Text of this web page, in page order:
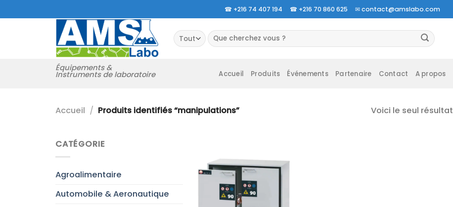
au
☎ +216 74 407 194 ☎ +216 70 860 625 ✉contact@amslabo.com
Équipements &
Instruments de laboratoire
Recherche
pour :
Accueil Produits Événements Partenaire Contact A propos
Accueil / Produits identifiés “manipulations” Voici le seul résultat
CATÉGORIE
Agroalimentaire
Automobile & Aeronautique